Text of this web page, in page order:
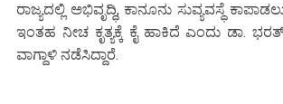
ರಾಜ್ಯದಲ್ಲಿ ಅಭಿವೃದ್ಧಿ, ಕಾನೂನು ಸುವ್ಯವಸ್ಥೆ
ಇಂತಹ ನೀಚ ಕೃತ್ಯಕ್ಕೆ ಕೈ ಹಾಕಿದೆ ಎಂದು ಡಾ.
ವಾಗ್ದಾಳಿ ನಡೆಸಿದ್ದಾರೆ.